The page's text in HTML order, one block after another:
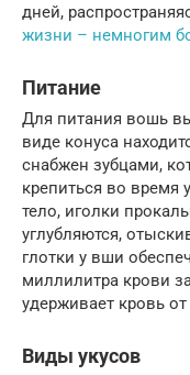
дней,
жизни – немногим
Питание
Для питания вошь
виде конуса
снабжен зубцами,
крепиться во время
тело, иголки
углубляются,
глотки у вши
миллилитра крови
удерживает кровь
Виды укусов